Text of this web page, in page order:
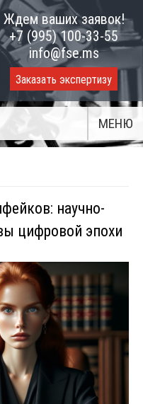
Ждем ваших заявок!
+7 (995) 100-33-55
info@fse.ms
Заказать экспертизу
МЕНЮ
научно-
цифровой эпохи